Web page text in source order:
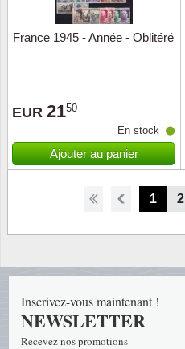
France 1945 - Année - Oblitéré
EUR 2150
En stock
Ajouter au panier
1 2
Inscrivez-vous maintenant !
NEWSLETTER
Recevez nos promotions